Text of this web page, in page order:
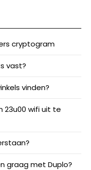
cryptogram
vast?
vinden?
23u00 wifi uit te
graag met Duplo?